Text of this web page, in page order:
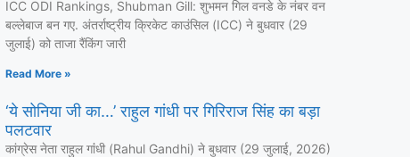
ICC ODI Rankings, Shubman Gill: शुभमन गिल वनडे के नंबर वन
बल्लेबाज बन गए. अंतर्राष्ट्रीय क्रिकेट काउंसिल (ICC) ने बुधवार (29
जुलाई) को ताजा रैंकिंग जारी
Read More »
‘ये सोनिया जी का…’ राहुल गांधी पर गिरिराज सिंह का बड़ा
पलटवार
कांग्रेस नेता राहुल गांंधी (Rahul Gandhi) ने बुधवार (29 जुलाई, 2026)